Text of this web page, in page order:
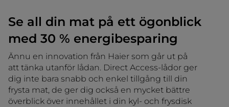
Se all din mat på ett ögonblick
med 30 % energibesparing
Ännu en innovation från Haier som går ut på
att tänka utanför lådan. Direct Access-lådor ger
dig inte bara snabb och enkel tillgång till din
frysta mat, de ger dig också en mycket bättre
överblick över innehållet i din kyl- och frysdisk